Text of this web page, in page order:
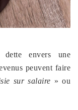
dette envers une
peuvent faire
sur salaire » ou